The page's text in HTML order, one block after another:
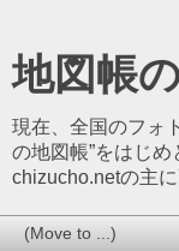
地図帳
現在、全国のフォ
の地図帳”をはじ
chizucho.netの主に